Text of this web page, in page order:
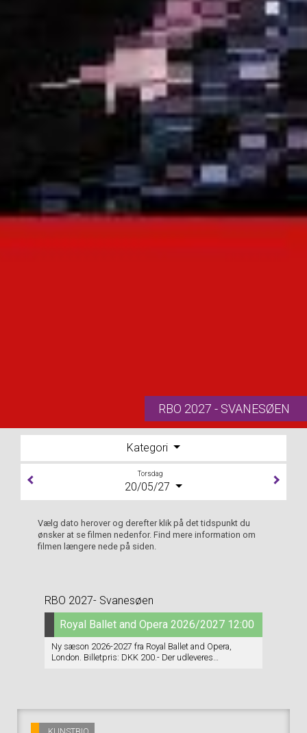
RBO 2027 - SVANESØEN
Kategori
Torsdag
20/05/27
Vælg dato herover og derefter klik på det tidspunkt du
ønsker at se filmen nedenfor. Find mere information om
filmen længere nede på siden.
RBO 2027- Svanesøen
Royal Ballet and Opera 2026/2027 12:00
Ny sæson 2026-2027 fra Royal Ballet and Opera,
London. Billetpris: DKK 200.- Der udleveres